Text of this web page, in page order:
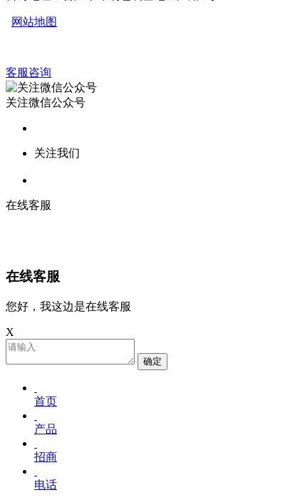
网站地图
客服咨询
关注微信公众号
关注我们
在线客服
在线客服
您好，我这边是在线客服
X
确定
首页
产品
招商
电话